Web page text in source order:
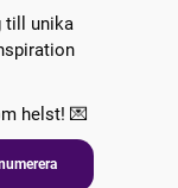
till unika
helst! 💌